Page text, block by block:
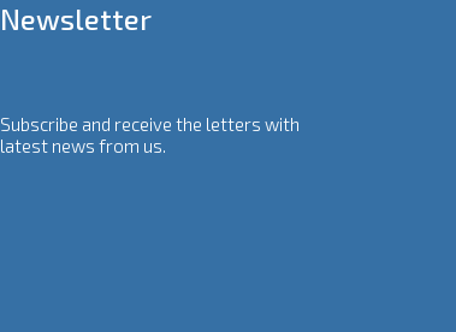
Newsletter
Subscribe and receive the letters with
latest news from us.